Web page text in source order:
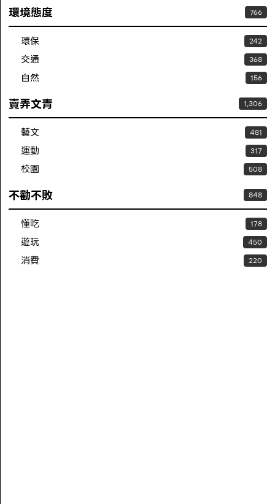
環境態度 766
環保 242
交通 368
自然 156
賣弄文青 1,306
藝文 481
運動 317
校園 508
不勸不敗 848
懂吃 178
遊玩 450
消費 220